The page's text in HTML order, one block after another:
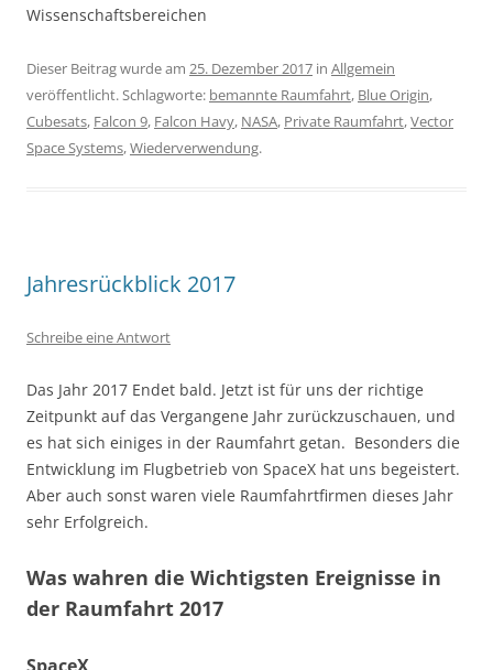
Wissenschaftsbereichen
Dieser Beitrag wurde am 25. Dezember 2017 in Allgemein
veröffentlicht. Schlagworte: bemannte Raumfahrt, Blue Origin,
Cubesats, Falcon 9, Falcon Havy, NASA, Private Raumfahrt,Vector
Space Systems,Wiederverwendung.
Jahresrückblick 2017
Schreibe eine Antwort
Das Jahr 2017 Endet bald. Jetzt ist für uns der richtige
Zeitpunkt auf das Vergangene Jahr zurückzuschauen, und
es hat sich einiges in der Raumfahrt getan. Besonders die
Entwicklung im Flugbetrieb von SpaceX hat uns begeistert.
Aber auch sonst waren viele Raumfahrtfirmen dieses Jahr
sehr Erfolgreich.
Was wahren die Wichtigsten Ereignisse in
der Raumfahrt 2017